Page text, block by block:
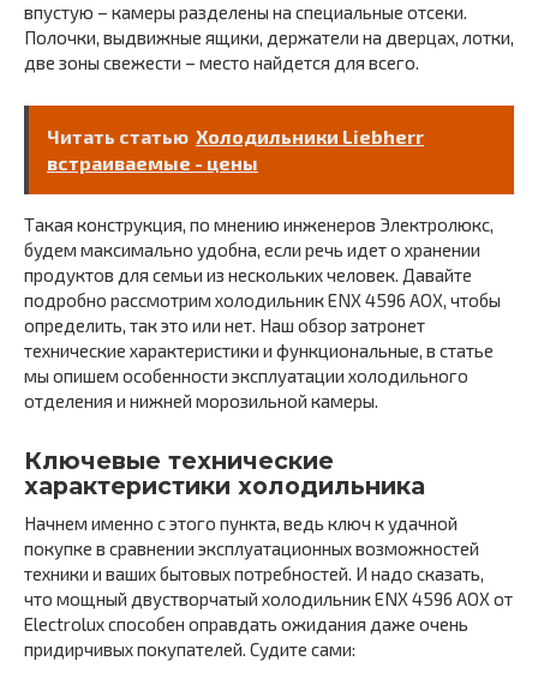
впустую – камеры разделены на специальные отсеки.
Полочки, выдвижные ящики, держатели на дверцах, лотки,
две зоны свежести – место найдется для всего.
Читать статью Холодильники Liebherr
встраиваемые - цены
Такая конструкция, по мнению инженеров Электролюкс,
будем максимально удобна, если речь идет о хранении
продуктов для семьи из нескольких человек. Давайте
подробно рассмотрим холодильник ENX 4596 AOX, чтобы
определить, так это или нет. Наш обзор затронет
технические характеристики и функциональные, в статье
мы опишем особенности эксплуатации холодильного
отделения и нижней морозильной камеры.
Ключевые технические
характеристики холодильника
Начнем именно с этого пункта, ведь ключ к удачной
покупке в сравнении эксплуатационных возможностей
техники и ваших бытовых потребностей. И надо сказать,
что мощный двустворчатый холодильник ENX 4596 AOX от
Electrolux способен оправдать ожидания даже очень
придирчивых покупателей. Судите сами: